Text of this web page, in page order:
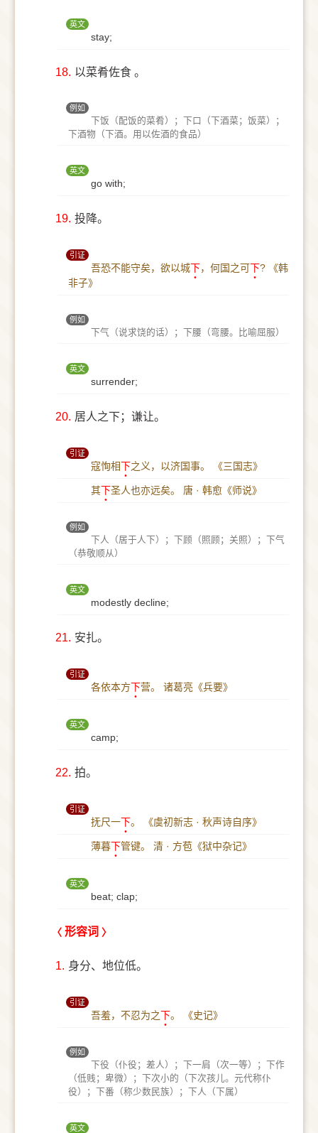
英文
stay;
18. 以菜肴佐食 。
例如
下饭（配饭的菜肴）；下口（下酒菜；饭菜）；
下酒物（下酒。用以佐酒的食品）
英文
go with;
19. 投降。
引证
吾恐不能守矣，欲以城下，何国之可下?
《韩
非子》
例如
下气（说求饶的话）；下腰（弯腰。比喻屈服）
英文
surrender;
20. 居人之下；谦让。
引证
寇恂相下之义，以济国事。 《三国志》
其下圣人也亦远矣。 唐 · 韩愈《师说》
例如
下人（居于人下）；下顾（照顾；关照）；下气
（恭敬顺从）
英文
modestly decline;
21. 安扎。
引证
各依本方下营。 诸葛亮《兵要》
英文
camp;
22. 拍。
引证
抚尺一下。 《虞初新志 · 秋声诗自序》
薄暮下管键。 清 · 方苞《狱中杂记》
英文
beat; clap;
形容词
1. 身分、地位低。
引证
吾羞，不忍为之下。 《史记》
例如
下役（仆役；差人）；下一肩（次一等）；下作
（低贱；卑微）；下次小的（下次孩儿。元代称仆
役）；下番（称少数民族）；下人（下属）
英文